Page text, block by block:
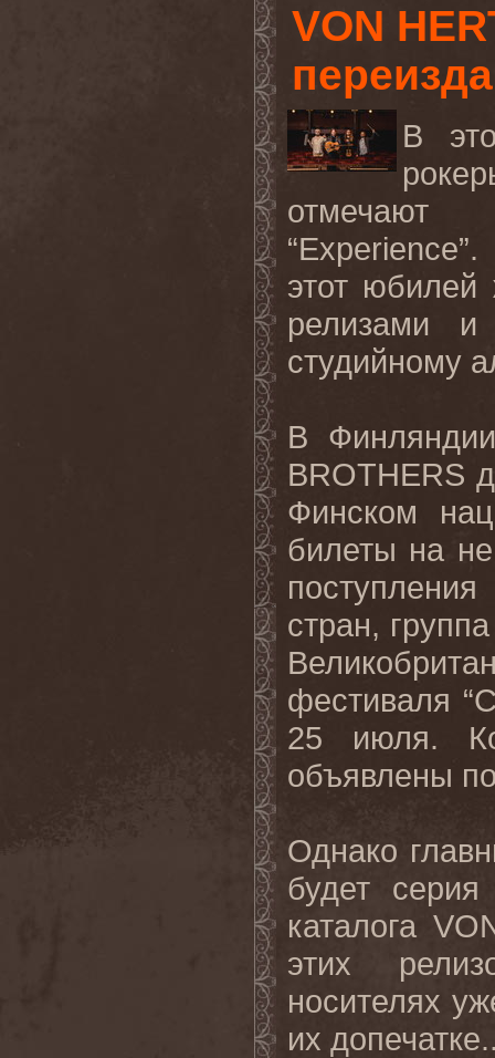
VON
В
отмечают
этот
релизами
студийному
В
BROTHERS
Финском
билеты на
стран,
фестиваля
25 июля.
объявлены
Однако
будет
каталога
этих
носителях
их